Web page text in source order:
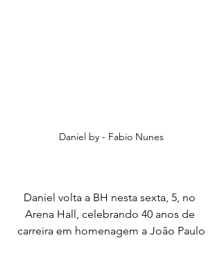
Daniel by - Fabio Nunes
Daniel volta a BH nesta sexta, 5, no
Arena Hall, celebrando 40 anos de
carreira em homenagem a João Paulo